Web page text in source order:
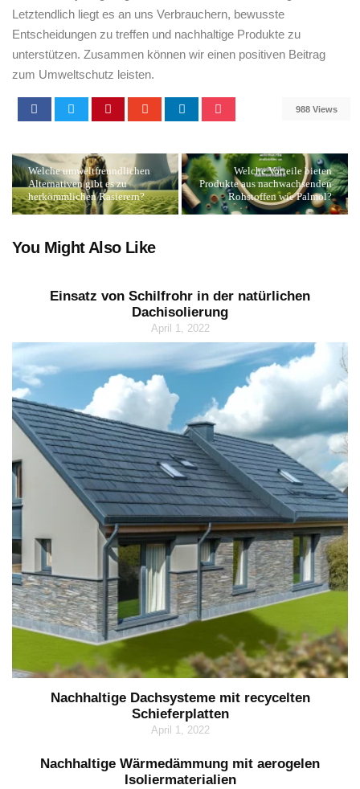
Letztendlich liegt es‍ an uns Verbrauchern, bewusste
Entscheidungen zu treffen und nachhaltige Produkte zu‍
unterstützen. Zusammen können wir einen‌ positiven Beitrag
zum Umweltschutz leisten.
988 Views
Welche umweltfreundlichen
Alternativen gibt es zu
herkömmlichen Rasierern?
Welche Vorteile bieten
Produkte aus nachwachsenden
Rohstoffen wie Palmöl?
You Might Also Like
Einsatz von Schilfrohr in der natürlichen
Dachisolierung
April 1, 2022
Nachhaltige Dachsysteme mit recycelten
Schieferplatten
April 1, 2022
Nachhaltige Wärmedämmung mit aerogelen
Isoliermaterialien